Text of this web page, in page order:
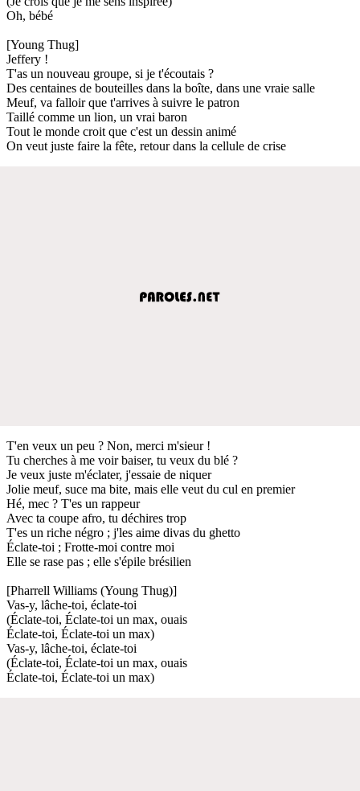
Oh, bébé
[Young Thug]
Jeffery !
T'as un nouveau groupe, si je t'écoutais ?
Des centaines de bouteilles dans la boîte, dans une vraie salle
Meuf, va falloir que t'arrives à suivre le patron
Taillé comme un lion, un vrai baron
Tout le monde croit que c'est un dessin animé
On veut juste faire la fête, retour dans la cellule de crise
T'en veux un peu ? Non, merci m'sieur !
Tu cherches à me voir baiser, tu veux du blé ?
Je veux juste m'éclater, j'essaie de niquer
Jolie meuf, suce ma bite, mais elle veut du cul en premier
Hé, mec ? T'es un rappeur
Avec ta coupe afro, tu déchires trop
T'es un riche négro ; j'les aime divas du ghetto
Éclate-toi ; Frotte-moi contre moi
Elle se rase pas ; elle s'épile brésilien
[Pharrell Williams (Young Thug)]
Vas-y, lâche-toi, éclate-toi
(Éclate-toi, Éclate-toi un max, ouais
Éclate-toi, Éclate-toi un max)
Vas-y, lâche-toi, éclate-toi
(Éclate-toi, Éclate-toi un max, ouais
Éclate-toi, Éclate-toi un max)